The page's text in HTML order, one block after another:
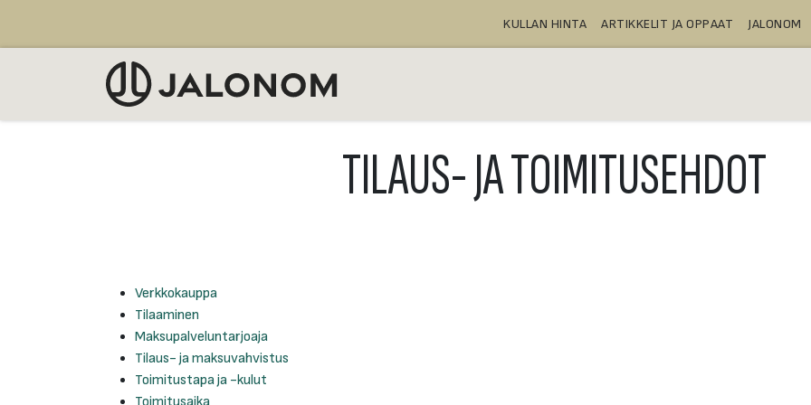
KULLAN HINTA ARTIKKELIT JA OPPAAT JALONOM
TILAUS- JA TOIMITUSEHDOT
Verkkokauppa
Tilaaminen
Maksupalveluntarjoaja
Tilaus- ja maksuvahvistus
Toimitustapa ja -kulut